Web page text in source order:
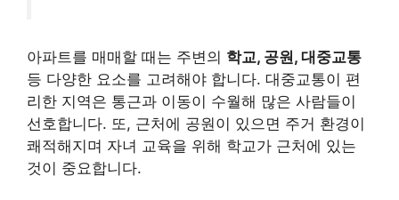
아파트를 매매할 때는 주변의 학교, 공원, 대중교통
등 다양한 요소를 고려해야 합니다. 대중교통이 편
리한 지역은 통근과 이동이 수월해 많은 사람들이
선호합니다. 또, 근처에 공원이 있으면 주거 환경이
쾌적해지며 자녀 교육을 위해 학교가 근처에 있는
것이 중요합니다.